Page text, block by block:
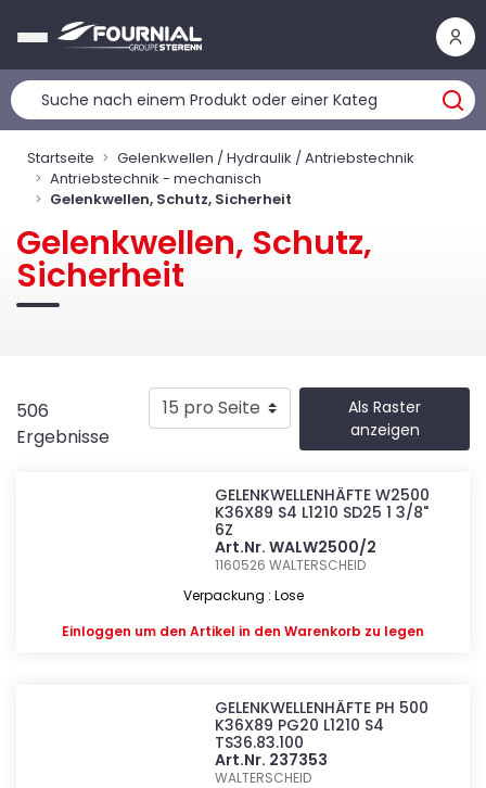
Startseite
Gelenkwellen / Hydraulik / Antriebstechnik
Antriebstechnik - mechanisch
Gelenkwellen, Schutz, Sicherheit
Gelenkwellen, Schutz,
Sicherheit
506
Ergebnisse
Als Raster
anzeigen
GELENKWELLENHÄFTE W2500
K36X89 S4 L1210 SD25 1 3/8"
6Z
Art.Nr. WALW2500/2
1160526WALTERSCHEID
Verpackung : Lose
Einloggen um den Artikel in den Warenkorb zu legen
GELENKWELLENHÄFTE PH 500
K36X89 PG20 L1210 S4
TS36.83.100
Art.Nr. 237353
WALTERSCHEID